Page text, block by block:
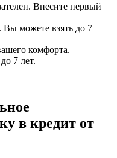
. Внесите первый
Вы можете взять до 7
комфорта.
до 7 лет.
в кредит от